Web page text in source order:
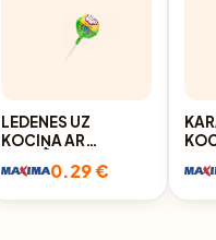
LEDENES UZ
KOCIŅA AR
GUMIJU GUM POP
0.29 €